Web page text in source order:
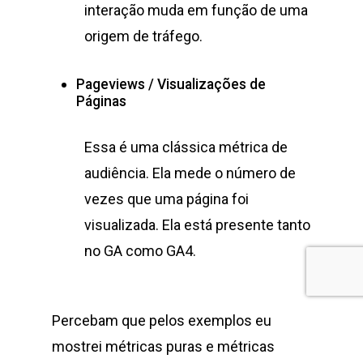
interação muda em função de uma
origem de tráfego.
Pageviews / Visualizações de
Páginas
Essa é uma clássica métrica de
audiência. Ela mede o número de
vezes que uma página foi
visualizada. Ela está presente tanto
no GA como GA4.
Percebam que pelos exemplos eu
mostrei métricas puras e métricas